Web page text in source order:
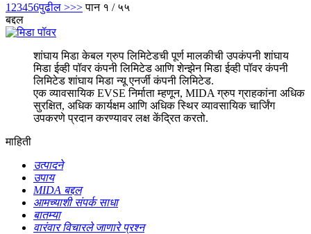
1 23456पुढील >>> पान १ / ५५
बद्दल
शांघाय मिडा केबल ग्रुप लिमिटेडची पूर्ण मालकीची उपकंपनी शांघाय
मिडा ईव्ही पॉवर कंपनी लिमिटेड आणि शेन्झेन मिडा ईव्ही पॉवर कंपनी
लिमिटेड शांघाय मिडा न्यू एनर्जी कंपनी लिमिटेड.
एक व्यावसायिक EVSE निर्माता म्हणून, MIDA ग्रुप ग्राहकांना अधिक
सुरक्षित, अधिक कार्यक्षम आणि अधिक स्थिर व्यावसायिक चार्जिंग
उपकरणे प्रदान करण्यावर लक्ष केंद्रित करतो.
माहिती
उत्पादने
उपाय
MIDA बद्दल
आमच्याशी संपर्क साधा
बातम्या
वारंवार विचारले जाणारे प्रश्न